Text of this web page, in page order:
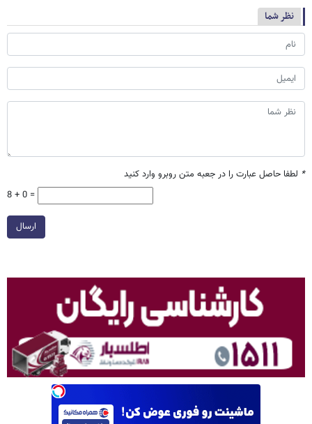
نظر شما
* لطفا حاصل عبارت را در جعبه متن روبرو وارد کنید
8 + 0 =
ارسال